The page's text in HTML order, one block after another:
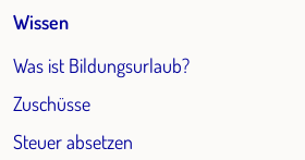
Wissen
Was ist Bildungsurlaub?
Zuschüsse
Steuer absetzen